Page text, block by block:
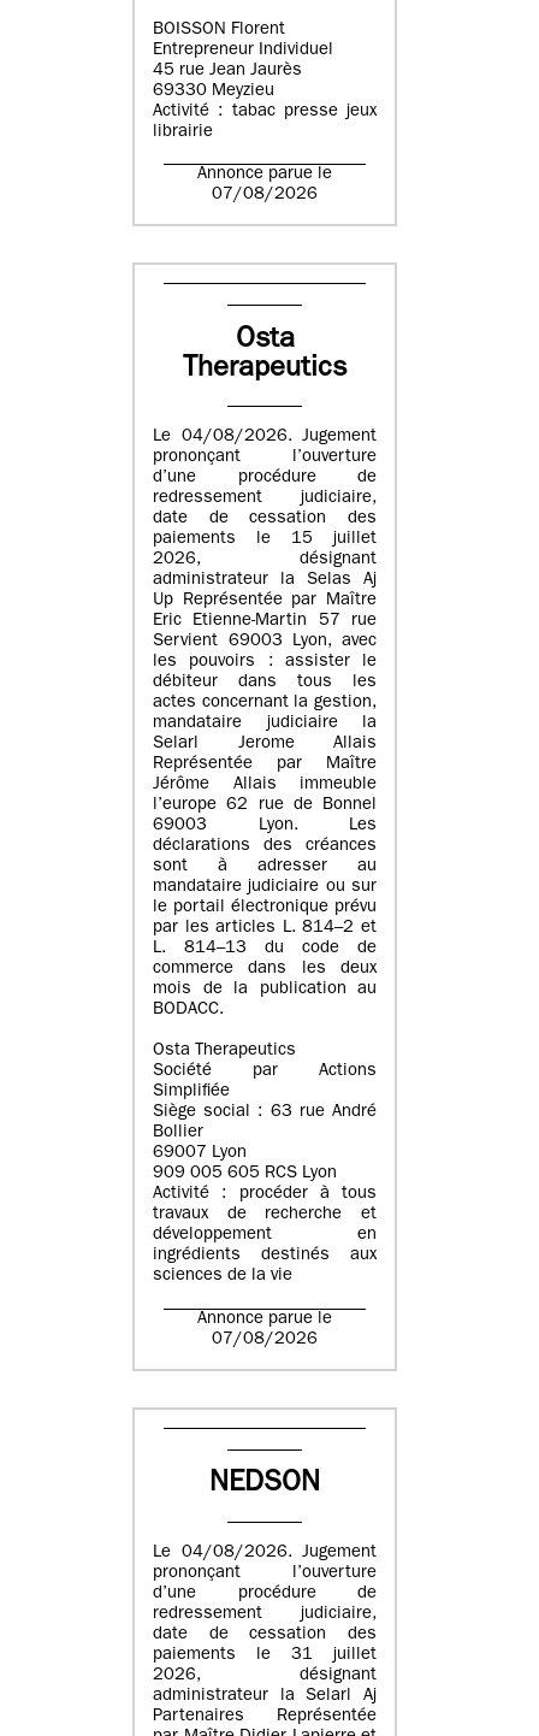
BOISSON Florent
Entrepreneur Individuel
45 rue Jean Jaurès
69330 Meyzieu
Activité : tabac presse jeux
librairie
Annonce parue le
07/08/2026
Osta
Therapeutics
Le 04/08/2026. Jugement
prononçant l’ouverture
d’une procédure de
redressement judiciaire,
date de cessation des
paiements le 15 juillet
2026, désignant
administrateur la Selas Aj
Up Représentée par Maître
Eric Etienne-Martin 57 rue
Servient 69003 Lyon, avec
les pouvoirs : assister le
débiteur dans tous les
actes concernant la gestion,
mandataire judiciaire la
Selarl Jerome Allais
Représentée par Maître
Jérôme Allais immeuble
l’europe 62 rue de Bonnel
69003 Lyon. Les
déclarations des créances
sont à adresser au
mandataire judiciaire ou sur
le portail électronique prévu
par les articles L. 814–2 et
L. 814–13 du code de
commerce dans les deux
mois de la publication au
BODACC.
Osta Therapeutics
Société par Actions
Simplifiée
Siège social : 63 rue André
Bollier
69007 Lyon
909 005 605 RCS Lyon
Activité : procéder à tous
travaux de recherche et
développement en
ingrédients destinés aux
sciences de la vie
Annonce parue le
07/08/2026
NEDSON
Le 04/08/2026. Jugement
prononçant l’ouverture
d’une procédure de
redressement judiciaire,
date de cessation des
paiements le 31 juillet
2026, désignant
administrateur la Selarl Aj
Partenaires Représentée